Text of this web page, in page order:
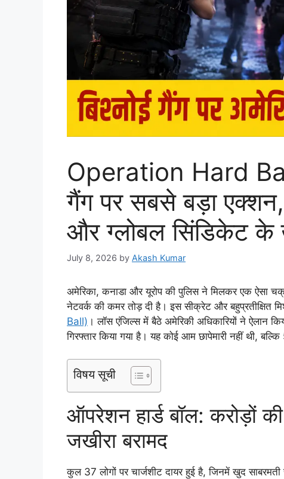
Operation Hard
गैंग पर सबसे बड़ा एक्शन,
और ग्लोबल सिंडिकेट के
July 8, 2026 by Akash Kumar
अमेरिका, कनाडा और यूरोप की पुलिस ने मिलकर एक ऐसा
नेटवर्क की कमर तोड़ दी है। इस सीक्रेट और बहुप्रतीक्षित
Ball) । लॉस एंजिल्स में बैठे अमेरिकी अधिकारियों ने ऐलान
गिरफ्तार किया गया है। यह कोई आम छापेमारी नहीं थी,
विषय सूची
ऑपरेशन हार्ड बॉल: करोड़ों
जखीरा बरामद
कुल 37 लोगों पर चार्जशीट दायर हुई है, जिनमें खुद